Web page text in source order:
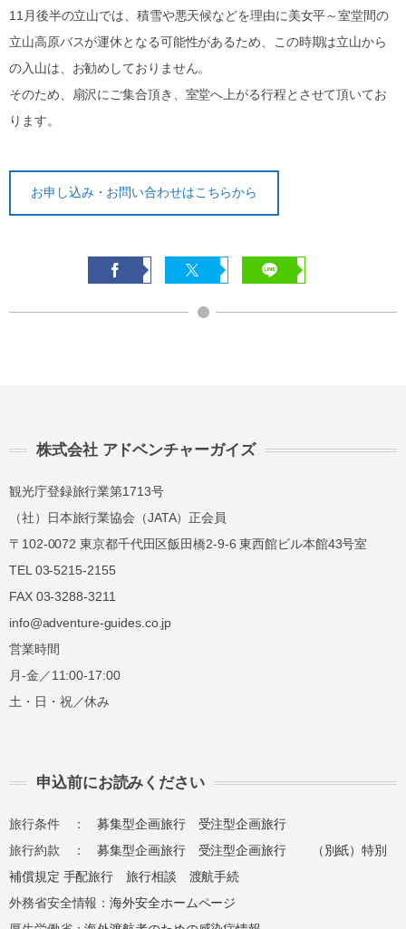
11月後半の立山では、積雪や悪天候などを理由に美女平～室堂間の
立山高原バスが運休となる可能性があるため、この時期は立山から
の入山は、お勧めしておりません。
そのため、扇沢にご集合頂き、室堂へ上がる行程とさせて頂いてお
ります。
お申し込み・お問い合わせはこちらから
株式会社 アドベンチャーガイズ
観光庁登録旅行業第1713号
（社）日本旅行業協会（JATA）正会員
〒102-0072 東京都千代田区飯田橋2-9-6 東西館ビル本館43号室
TEL 03-5215-2155
FAX 03-3288-3211
info@adventure-guides.co.jp
営業時間
月-金／11:00-17:00
土・日・祝／休み
申込前にお読みください
旅行条件 ：募集型企画旅行
受注型企画旅行
旅行約款 ：募集型企画旅行 受注型企画旅行
（別紙）特別
補償規定 手配旅行 旅行相談
渡航手続
外務省安全情報：海外安全ホームページ